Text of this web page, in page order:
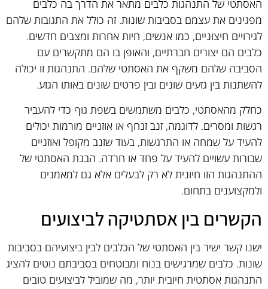
האסתטי של התנהגות כלבים מתאר את הדרך בה כלבים
מפגינים את עצמם בסביבות שונות. זה כולל את התגובות שלהם
לגירויים חיצוניים, כמו אנשים, חיות אחרות ומצבים חדשים.
כלבים הם יצורים חברתיים, והאופן בו הם מתקשרים עם
הסביבה שלהם משקף את האסתטי שלהם. התנהגות זו יכולה
להשתנות בין גזעים שונים ובין פרטים שונים באותו הגזע.
כחלק מהאסתטי, כלבים משתמשים בשפת גוף כדי להעביר
רגשות ומסרים. לדוגמה, זנב זנחף או אוזניים מורמות יכולים
להעיד על שמחה או התרגשות, בעוד שזנב מקופל ואוזניים
שבורות עשויים להעיד על פחד או חרדה. הבנת האסתטי של
ההתנהגות הזו חיונית לא רק לבעלים אלא גם למאמנים
ולמקצוענים בתחום.
הקשרים בין אסתטיקה לביצועים
ישנו קשר ישיר בין האסתטי של הכלבים לבין ביצועיהם בסביבות
שונות. כלבים שמרגישים בנוח ומבוטחים בסביבתם נוטים להציג
התנהגות אסתטית חיובית יותר, מה שמוביל לביצועים טובים